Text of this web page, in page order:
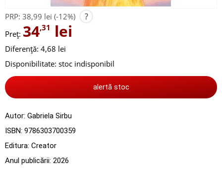
PRP: 38,99 lei (-12%) ?
Preț: 34,31 lei
Diferență: 4,68 lei
Disponibilitate: stoc indisponibil
alertă stoc
Autor: Gabriela Sirbu
ISBN: 9786303700359
Editura: Creator
Anul publicării: 2026